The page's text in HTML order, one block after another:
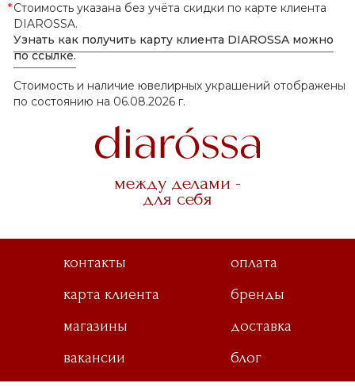
*Стоимость указана без учёта скидки по карте клиента
DIAROSSA.
Узнать как получить карту клиента DIAROSSA можно
по ссылке.
Стоимость и наличие ювелирных украшений отображены
по состоянию на 06.08.2026 г.
между делами -
для себя
контакты
оплата
карта клиента
бренды
магазины
доставка
вакансии
блог